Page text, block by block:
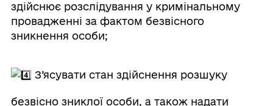
здійснює розслідування у кримінальному
провадженні за фактом безвісного
зникнення особи;
З’ясувати стан здійснення розшуку
безвісно зниклої особи, а також надати